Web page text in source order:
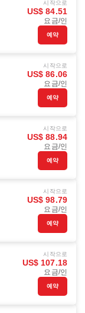
시작으로
US$ 84.51
요금/인
예약
시작으로
US$ 86.06
요금/인
예약
시작으로
US$ 88.94
요금/인
예약
시작으로
US$ 98.79
요금/인
예약
시작으로
US$ 107.18
요금/인
예약